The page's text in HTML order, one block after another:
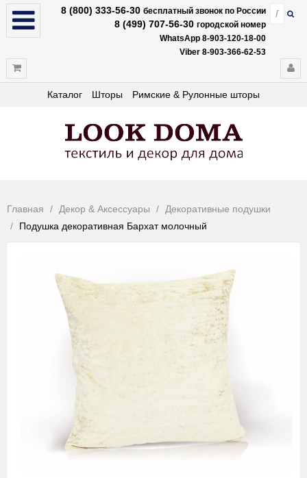
8 (800) 333-56-30 бесплатный звонок по России
8 (499) 707-56-30 городской номер
WhatsApp 8-903-120-18-00
Viber 8-903-366-62-53
Каталог Шторы Римские & Рулонные шторы
Главная Декор & Аксессуары
Декоративные подушки
Подушка декоративная Бархат молочный